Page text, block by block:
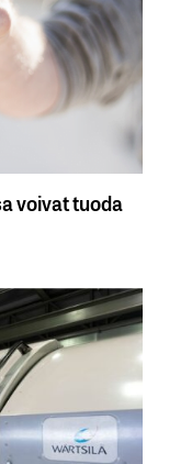
voivat tuoda